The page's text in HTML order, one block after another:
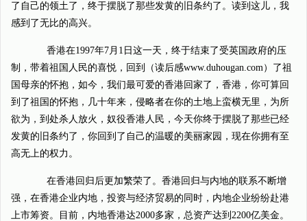
了自己的领土了，终于摆脱了那些发黄的旧条约了。读到这儿，我
感到了无比的高兴。
香港在1997年7月1日这一天，终于结束了受英国政府的压
制，带着祖国人民的喜悦，回到（读后感www.duhougan.com）了祖
国母亲的怀抱，如今，我们最可爱的香港回家了，香港，你可算回
到了祖国的怀抱，几十年来，侵略者在你的土地上蛮横无里，为所
欲为，到处杀人放火，奴役香港人民，今天你终于摆脱了那些已经
发黄的旧条约了，你回到了自己的温暖的美丽家园，现在你拥有至
高无上的权力。
在香港回归后更加繁荣了。香港回归与内地的联系不断增
强，在香港企业内地，投资与经济贸易的同时，内地企业纷纷赴港
上市筹资。目前，内地香港达2000多家，总资产达到2200亿美金。